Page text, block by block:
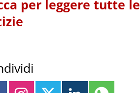
per leggere tutte le